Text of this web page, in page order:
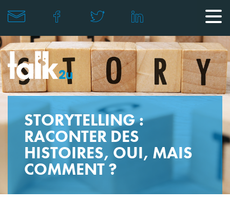
STORYTELLING :
RACONTER DES
HISTOIRES, OUI, MAIS
COMMENT ?